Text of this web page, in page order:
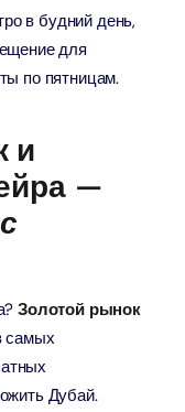
в будний день,
для
по пятницам.
и
—
Золотой рынок
самых
Дубай.